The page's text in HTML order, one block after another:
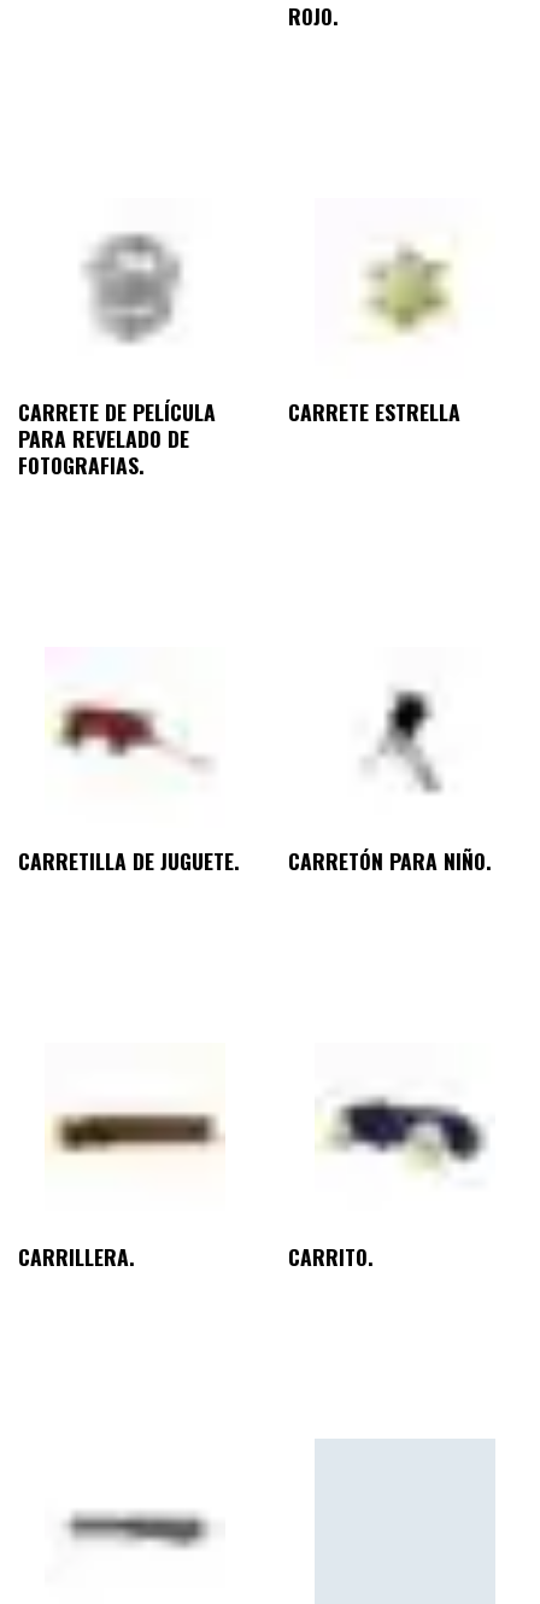
ROJO.
CARRETE DE PELÍCULA
PARA REVELADO DE
FOTOGRAFIAS.
CARRETE ESTRELLA
CARRETILLA DE JUGUETE. CARRETÓN PARA NIÑO.
CARRILLERA. CARRITO.